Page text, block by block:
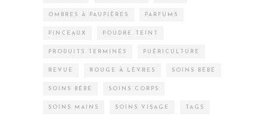
OMBRES À PAUPIÈRES PARFUMS
PINCEAUX POUDRE TEINT
PRODUITS TERMINÉS PUÉRICULTURE
REVUE ROUGE À LÈVRES SOINS BÉBÉ
SOINS BÉBÉ SOINS CORPS
SOINS MAINS SOINS VISAGE TAGS